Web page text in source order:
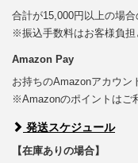
合計が15,000円以上の場合
※振込手数料はお客様負担
Amazon Pay
お持ちのAmazonアカウン
※Amazonのポイントはご
発送スケジュール
【在庫ありの場合】